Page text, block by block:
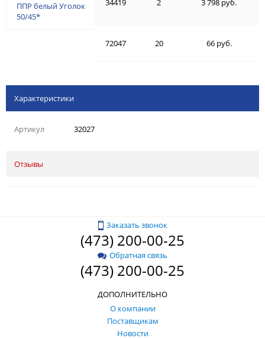
ППР белый Уголок
50/45*
72047 20 66 руб.
Характеристики
Артикул 32027
Отзывы
Заказать звонок
(473) 200-00-25
Обратная связь
(473) 200-00-25
ДОПОЛНИТЕЛЬНО
О компании
Поставщикам
Новости